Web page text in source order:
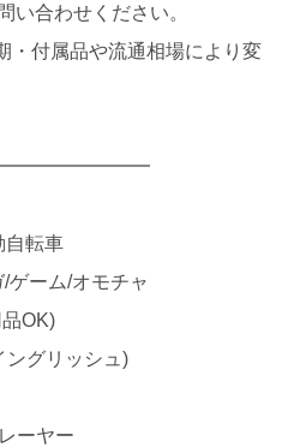
い合わせください。
・付属品や流通相場により変
自転車
ゲーム/オモチャ
OK)
ングリッシュ)
ーヤー